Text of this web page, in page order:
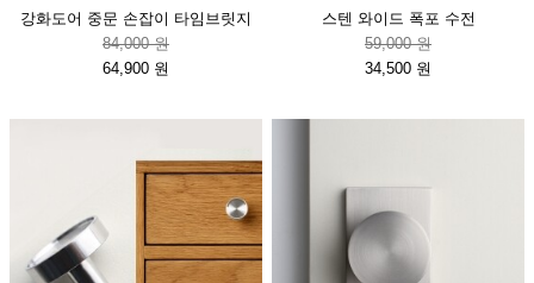
강화도어 중문 손잡이 타임브릿지
84,000 원
64,900 원
스텐 와이드 폭포 수전
59,000 원
34,500 원